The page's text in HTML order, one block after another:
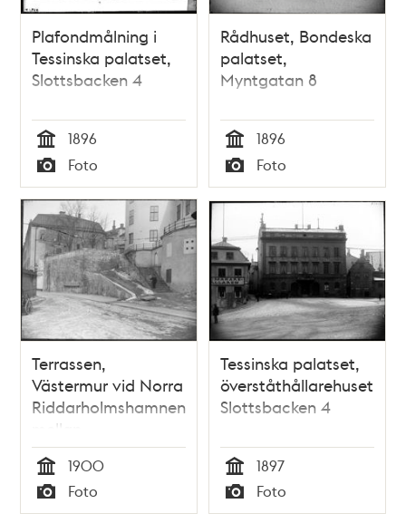
Plafondmålning i
Tessinska palatset,
Slottsbacken 4
Tid
1896
Typ
Foto
Rådhuset, Bondeska
palatset,
Myntgatan 8
Tid
1896
Typ
Foto
Terrassen,
Västermur vid Norra
Riddarholmshamnen,
mellan
Auktionsverkets hus
och Wrangelska
palatset
Tid
1900
Typ
Foto
Tessinska palatset,
överståthållarehuset,
Slottsbacken 4
Tid
1897
Typ
Foto